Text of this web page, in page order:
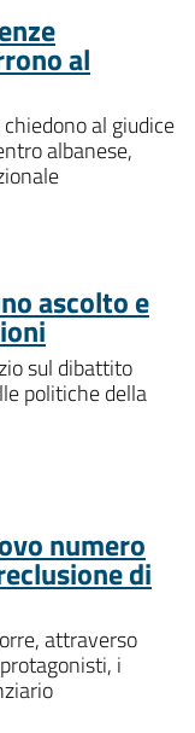
al
al giudice
albanese,
ascolto e
sul dibattito
politiche della
numero
di
attraverso
i